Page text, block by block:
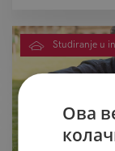
Studiranje u
Ова